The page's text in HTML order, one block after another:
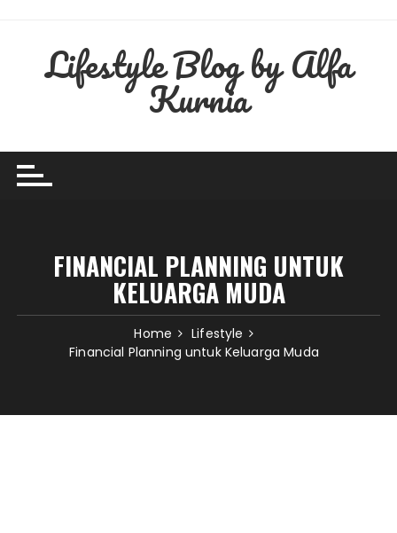
contentLifestyle Blog by Alfa
Kurnia
FINANCIAL PLANNING UNTUK
KELUARGA MUDA
Home
Lifestyle
Financial Planning untuk Keluarga Muda